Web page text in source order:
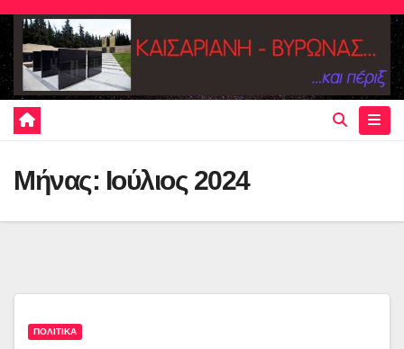
Skip
content
Μήνας: Ιούλιος 2024
ΠΟΛΙΤΙΚΑ